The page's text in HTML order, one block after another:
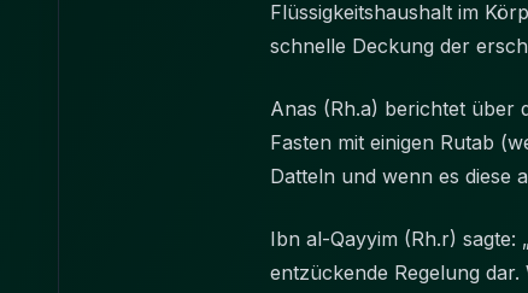
Flüssigkeitshaushalt im
schnelle Deckung der
Anas (Rh.a) berichtet über
Fasten mit einigen Rutab
Datteln und wenn es diese
Ibn al-Qayyim (Rh.r) sagte:
entzückende Regelung